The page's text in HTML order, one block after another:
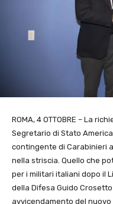
ROMA, 4 OTTOBRE – La
Segretario di Stato
contingente di Carabinieri
nella striscia. Quello che
per i militari italiani dopo il
della Difesa Guido
avvicendamento del